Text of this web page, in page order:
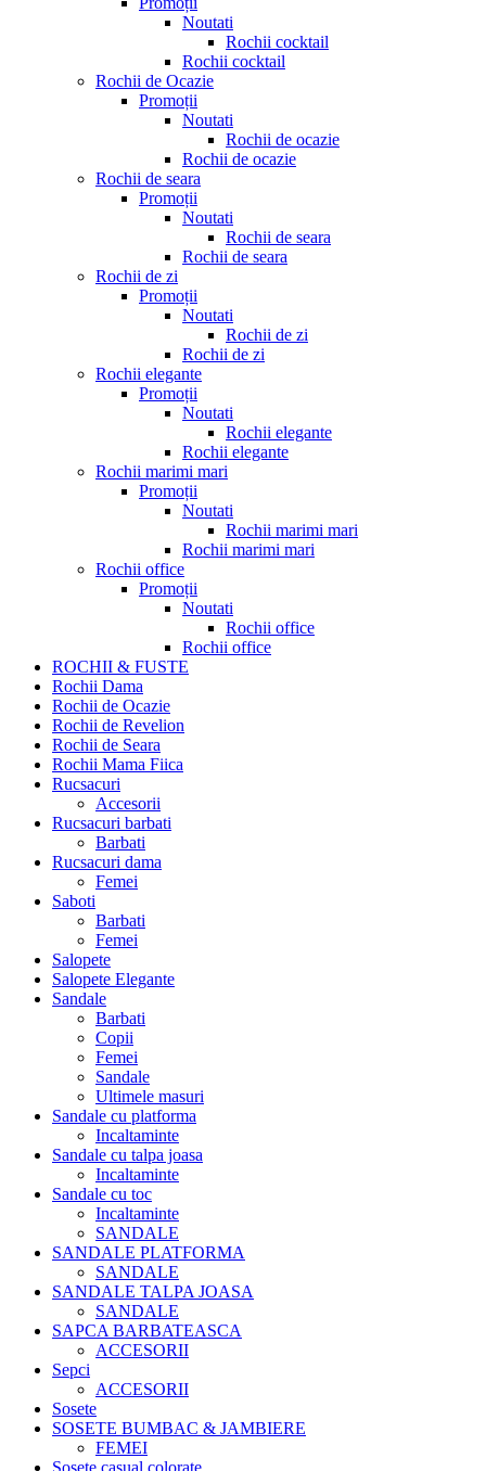
Noutati
Rochii cocktail
Rochii cocktail
Rochii de Ocazie
Promoții
Noutati
Rochii de ocazie
Rochii de ocazie
Rochii de seara
Promoții
Noutati
Rochii de seara
Rochii de seara
Rochii de zi
Promoții
Noutati
Rochii de zi
Rochii de zi
Rochii elegante
Promoții
Noutati
Rochii elegante
Rochii elegante
Rochii marimi mari
Promoții
Noutati
Rochii marimi mari
Rochii marimi mari
Rochii office
Promoții
Noutati
Rochii office
Rochii office
ROCHII & FUSTE
Rochii Dama
Rochii de Ocazie
Rochii de Revelion
Rochii de Seara
Rochii Mama Fiica
Rucsacuri
Accesorii
Rucsacuri barbati
Barbati
Rucsacuri dama
Femei
Saboti
Barbati
Femei
Salopete
Salopete Elegante
Sandale
Barbati
Copii
Femei
Sandale
Ultimele masuri
Sandale cu platforma
Incaltaminte
Sandale cu talpa joasa
Incaltaminte
Sandale cu toc
Incaltaminte
SANDALE
SANDALE PLATFORMA
SANDALE
SANDALE TALPA JOASA
SANDALE
SAPCA BARBATEASCA
ACCESORII
Sepci
ACCESORII
Sosete
SOSETE BUMBAC & JAMBIERE
FEMEI
Sosete casual colorate